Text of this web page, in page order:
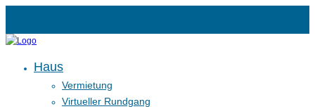
Haus
Vermietung
Virtueller Rundgang